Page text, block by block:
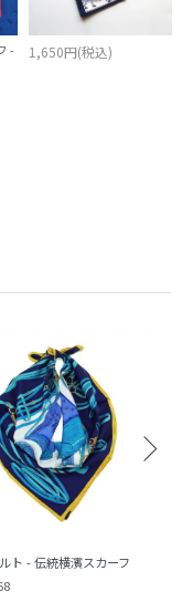
-
1,650円(税込)
ト - 伝統横濱スカーフ